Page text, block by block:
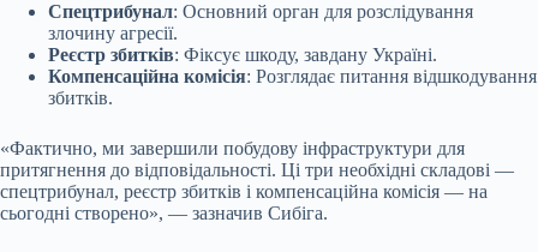
Спецтрибунал: Основний орган для розслідування
злочину агресії.
Реєстр збитків: Фіксує шкоду, завдану Україні.
Компенсаційна комісія: Розглядає питання відшкодування
збитків.
«Фактично, ми завершили побудову інфраструктури для
притягнення до відповідальності. Ці три необхідні складові —
спецтрибунал, реєстр збитків і компенсаційна комісія — на
сьогодні створено», — зазначив Сибіга.